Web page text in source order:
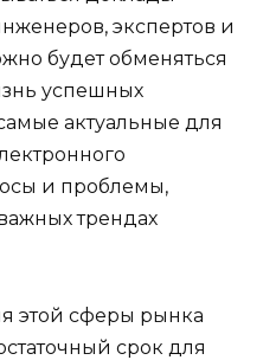
экспертов и
будет обменяться
успешных
актуальные для
и проблемы,
трендах
этой сферы рынка
срок для